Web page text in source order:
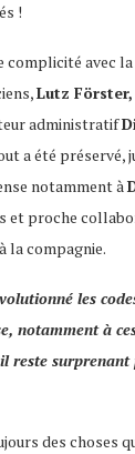
!
complicité avec
Lutz Förster,
administratif
a été préservé,
notamment à
et proche
la compagnie.
les
notamment à
reste
des choses